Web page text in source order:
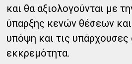
και θα αξιολογούνται με
ύπαρξης κενών θέσεων
υπόψη και τις υπάρχουσες
εκκρεμότητα.